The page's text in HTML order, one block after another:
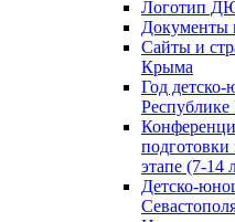
Логотип
Сайты и
Крыма
Год
этапе (7-14
Детско-